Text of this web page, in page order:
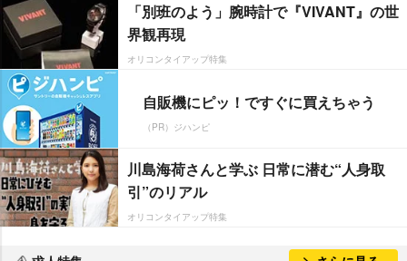
「別班のよう」腕時計で『VIVANT』の世
界観再現
オリコンタイアップ特集
自販機にピッ！ですぐに買えちゃう
（PR）ジハンピ
川島海荷さんと学ぶ 日常に潜む“人身取
引”のリアル
オリコンタイアップ特集